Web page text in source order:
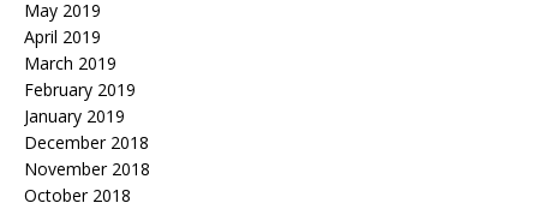
May 2019
April 2019
March 2019
February 2019
January 2019
December 2018
November 2018
October 2018